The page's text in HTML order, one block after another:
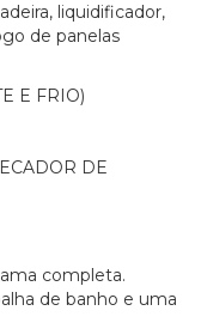
liquidificador,
de panelas
E FRIO)
DE
completa.
de banho e uma